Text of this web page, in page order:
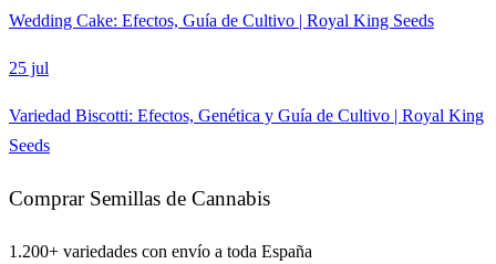
Wedding Cake: Efectos, Guía de Cultivo | Royal King Seeds
25 jul
Variedad Biscotti: Efectos, Genética y Guía de Cultivo | Royal King
Seeds
Comprar Semillas de Cannabis
1.200+ variedades con envío a toda España